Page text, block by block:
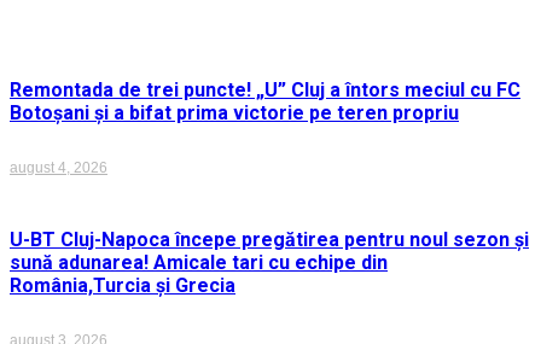
Remontada de trei puncte! „U” Cluj a întors meciul cu FC
Botoșani și a bifat prima victorie pe teren propriu
august 4, 2026
U-BT Cluj-Napoca începe pregătirea pentru noul sezon și
sună adunarea! Amicale tari cu echipe din
România,Turcia și Grecia
august 3, 2026